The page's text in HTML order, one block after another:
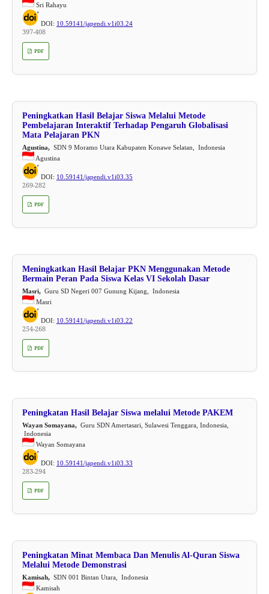
Sri Rahayu
DOI: 10.59141/japendi.v1i03.24
397-408
PDF
Peningkatkan Hasil Belajar Siswa Melalui Metode
Pembelajaran Interaktif Terhadap Pengaruh Globalisasi
Mata Pelajaran PKN
Agustina,SDN 9 Moramo Utara Kabupaten Konawe Selatan, Indonesia
Agustina
DOI: 10.59141/japendi.v1i03.35
269-282
PDF
Meningkatkan Hasil Belajar PKN Menggunakan Metode
Bermain Peran Pada Siswa Kelas VI Sekolah Dasar
Masri,Guru SD Negeri 007 Gunung Kijang, Indonesia
Masri
DOI: 10.59141/japendi.v1i03.22
254-268
PDF
Peningkatan Hasil Belajar Siswa melalui Metode PAKEM
Wayan Somayana,Guru SDN Amertasari, Sulawesi Tenggara, Indonesia,
Indonesia
Wayan Somayana
DOI: 10.59141/japendi.v1i03.33
283-294
PDF
Peningkatan Minat Membaca Dan Menulis Al-Quran Siswa
Melalui Metode Demonstrasi
Kamisah,SDN 001 Bintan Utara, Indonesia
Kamisah